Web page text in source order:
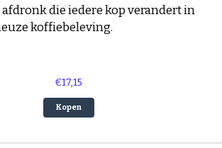
die iedere kop verandert in
koffiebeleving.
€17,15
Kopen